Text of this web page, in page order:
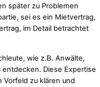
später zu Problemen
sei es ein Mietvertrag,
im Detail betrachtet
wie z.B. Anwälte,
Diese Expertise
zu klären und